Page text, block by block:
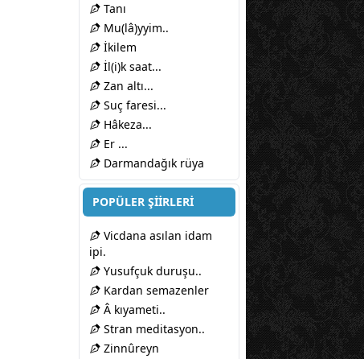
Tanı
Mu(lâ)yyim..
İkilem
İl(i)k saat...
Zan altı...
Suç faresi...
Hâkeza...
Er ...
Darmandağık rüya
POPÜLER ŞİİRLERİ
Vicdana asılan idam
ipi.
Yusufçuk duruşu..
Kardan semazenler
Â kıyameti..
Stran meditasyon..
Zinnûreyn